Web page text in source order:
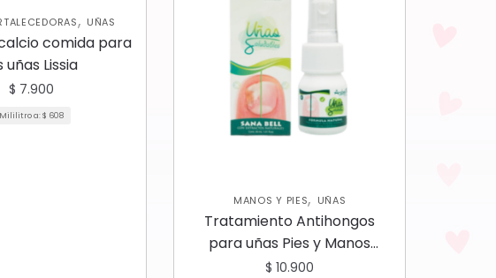
, UÑAS
comida para
uñas Lissia
$ 7.900
Mililitro a:$ 608
MANOS Y PIES, UÑAS
Tratamiento Antihongos
para uñas Pies y Manos
Arobell
$ 10.900